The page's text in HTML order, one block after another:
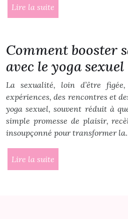
Lire la suite
Comment booster
avec le yoga sexuel
La sexualité, loin d’être
expériences, des rencontres et
yoga sexuel, souvent réduit à
simple promesse de plaisir,
insoupçonné pour transformer
Lire la suite